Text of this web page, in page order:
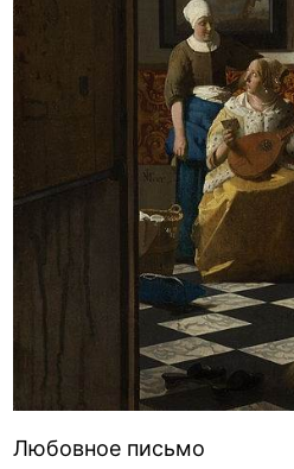
Любовное письмо